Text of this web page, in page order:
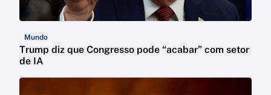
Mundo
Trump diz que Congresso pode “acabar” com setor
de IA